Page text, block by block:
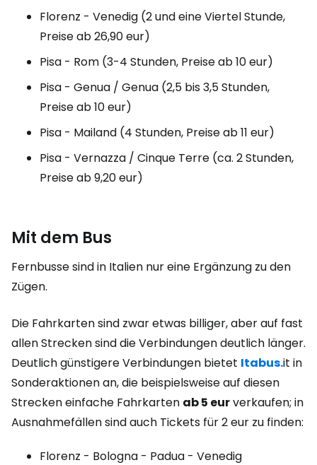
Florenz - Venedig (2 und eine Viertel Stunde,
Preise ab 26,90 eur)
Pisa - Rom (3-4 Stunden, Preise ab 10 eur)
Pisa - Genua / Genua (2,5 bis 3,5 Stunden,
Preise ab 10 eur)
Pisa - Mailand (4 Stunden, Preise ab 11 eur)
Pisa - Vernazza / Cinque Terre (ca. 2 Stunden,
Preise ab 9,20 eur)
Mit dem Bus
Fernbusse sind in Italien nur eine Ergänzung zu den
Zügen.
Die Fahrkarten sind zwar etwas billiger, aber auf fast
allen Strecken sind die Verbindungen deutlich länger.
Deutlich günstigere Verbindungen bietet Itabus.it in
Sonderaktionen an, die beispielsweise auf diesen
Strecken einfache Fahrkarten ab 5 eurverkaufen; in
Ausnahmefällen sind auch Tickets für 2 eur zu finden:
Florenz - Bologna - Padua - Venedig